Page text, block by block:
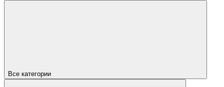
Все категории